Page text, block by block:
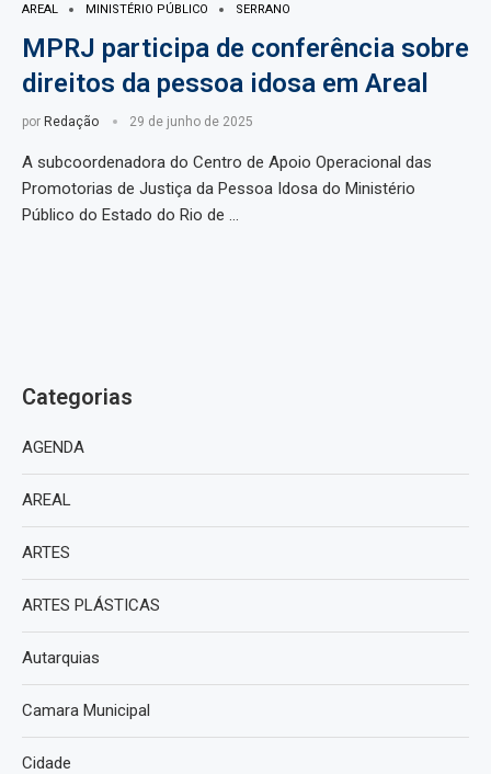
AREAL MINISTÉRIO PÚBLICO SERRANO
MPRJ participa de conferência sobre
direitos da pessoa idosa em Areal
por Redação 29 de junho de 2025
A subcoordenadora do Centro de Apoio Operacional das
Promotorias de Justiça da Pessoa Idosa do Ministério
Público do Estado do Rio de …
Categorias
AGENDA
AREAL
ARTES
ARTES PLÁSTICAS
Autarquias
Camara Municipal
Cidade